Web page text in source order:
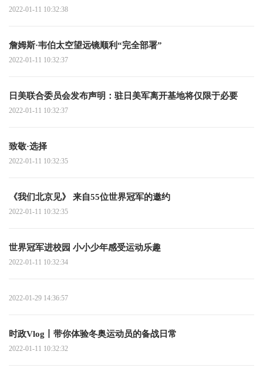
2022-01-11 10:32:38
詹姆斯·韦伯太空望远镜顺利“完全部署”
2022-01-11 10:32:37
日美联合委员会发布声明：驻日美军离开基地将仅限于必要
2022-01-11 10:32:37
致敬·选择
2022-01-11 10:32:35
《我们北京见》 来自55位世界冠军的邀约
2022-01-11 10:32:35
世界冠军进校园 小小少年感受运动乐趣
2022-01-11 10:32:34
2022-01-29 14:36:57
时政Vlog丨带你体验冬奥运动员的备战日常
2022-01-11 10:32:32